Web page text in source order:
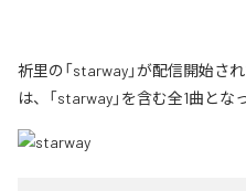
祈里の「starway」が配信開始さ
は、「starway」を含む全1曲とな